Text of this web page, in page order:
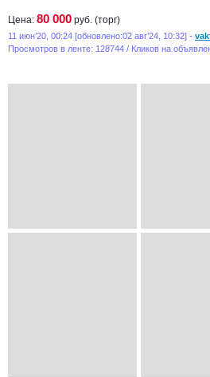
Цена: 80 000 руб. (торг)
11 июн’20, 00:24 [обновлено:02 авг’24, 10:32] -
Просмотров в ленте: 128744 / Кликов на